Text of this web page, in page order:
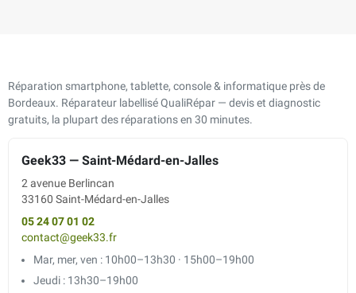
Réparation smartphone, tablette, console & informatique près de
Bordeaux. Réparateur labellisé QualiRépar — devis et diagnostic
gratuits, la plupart des réparations en 30 minutes.
Geek33 — Saint-Médard-en-Jalles
2 avenue Berlincan
33160 Saint-Médard-en-Jalles
05 24 07 01 02
contact@geek33.fr
Mar, mer, ven : 10h00–13h30 · 15h00–19h00
Jeudi : 13h30–19h00